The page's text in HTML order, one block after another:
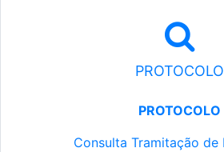
PROTOCOLO
PROTOCOLO
Consulta Tramitação de